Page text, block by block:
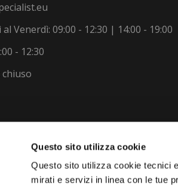
Questo sito utilizza cookie
Questo sito utilizza cookie tecnici
mirati e servizi in linea con le tue
Venerdì: 09:00 - 12:30 | 14:00 - 19:00
- 12:30
chiuso
UNA NUOVA AUTO?